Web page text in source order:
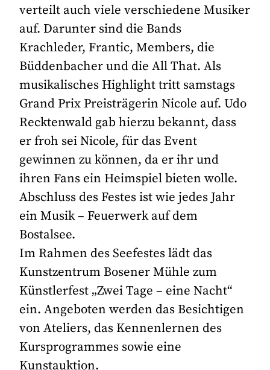
verteilt auch viele verschiedene Musiker
auf. Darunter sind die Bands
Krachleder, Frantic, Members, die
Büddenbacher und die All That. Als
musikalisches Highlight tritt samstags
Grand Prix Preisträgerin Nicole auf. Udo
Recktenwald gab hierzu bekannt, dass
er froh sei Nicole, für das Event
gewinnen zu können, da er ihr und
ihren Fans ein Heimspiel bieten wolle.
Abschluss des Festes ist wie jedes Jahr
ein Musik – Feuerwerk auf dem
Bostalsee.
Im Rahmen des Seefestes lädt das
Kunstzentrum Bosener Mühle zum
Künstlerfest „Zwei Tage – eine Nacht“
ein. Angeboten werden das Besichtigen
von Ateliers, das Kennenlernen des
Kursprogrammes sowie eine
Kunstauktion.